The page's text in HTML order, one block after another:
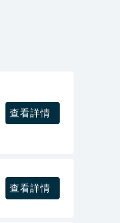
查看詳情
查看詳情